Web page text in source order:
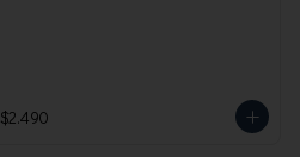
$2.490